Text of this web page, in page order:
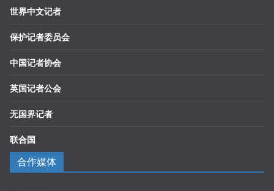
世界中文记者
保护记者委员会
中国记者协会
英国记者公会
无国界记者
联合国
合作媒体